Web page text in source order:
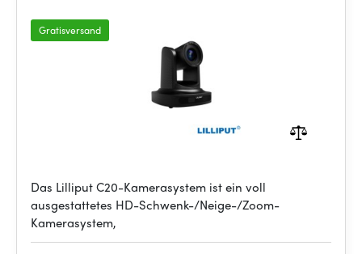
Gratisversand
Das Lilliput C20-Kamerasystem ist ein voll
ausgestattetes HD-Schwenk-/Neige-/Zoom-
Kamerasystem,